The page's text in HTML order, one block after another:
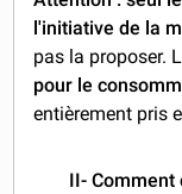
l'initiative de la
pas la proposer.
pour le
entièrement pris
II- Comment